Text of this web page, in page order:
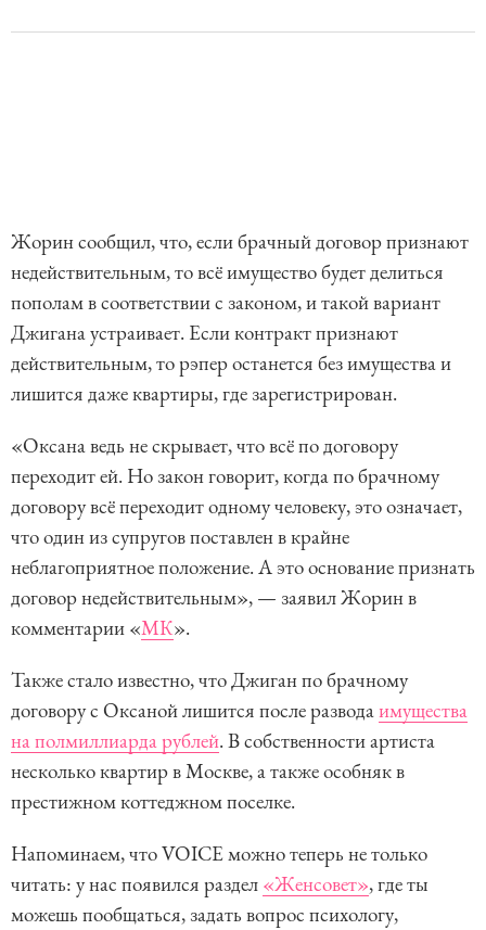
Жорин сообщил, что, если брачный договор признают
недействительным, то всё имущество будет делиться
пополам в соответствии с законом, и такой вариант
Джигана устраивает. Если контракт признают
действительным, то рэпер останется без имущества и
лишится даже квартиры, где зарегистрирован.
«Оксана ведь не скрывает, что всё по договору
переходит ей. Но закон говорит, когда по брачному
договору всё переходит одному человеку, это означает,
что один из супругов поставлен в крайне
неблагоприятное положение. А это основание признать
договор недействительным», — заявил Жорин в
комментарии «МК».
Также стало известно, что Джиган по брачному
договору с Оксаной лишится после разводаимущества
на полмиллиарда рублей. В собственности артиста
несколько квартир в Москве, а также особняк в
престижном коттеджном поселке.
Напоминаем, что VOICE можно теперь не только
читать: у нас появился раздел «Женсовет», где ты
можешь пообщаться, задать вопрос психологу,